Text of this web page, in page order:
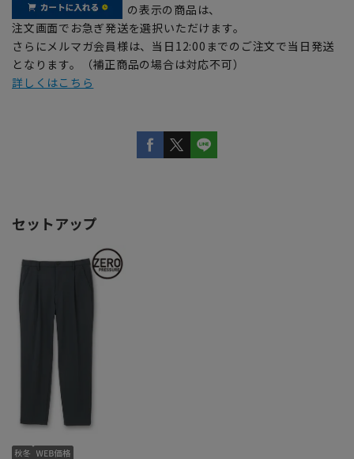
の表示の商品は、
注文画面でお急ぎ発送を選択いただけます。
さらにメルマガ会員様は、当日12:00までのご注文で当日発送
となります。（補正商品の場合は対応不可）
詳しくはこちら